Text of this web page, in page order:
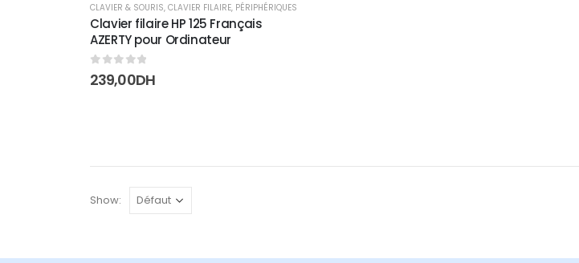
CLAVIER & SOURIS, CLAVIER FILAIRE, PÉRIPHÉRIQUES
Clavier filaire HP 125 Français
AZERTY pour Ordinateur
0sur 5
239,00DH
Show: